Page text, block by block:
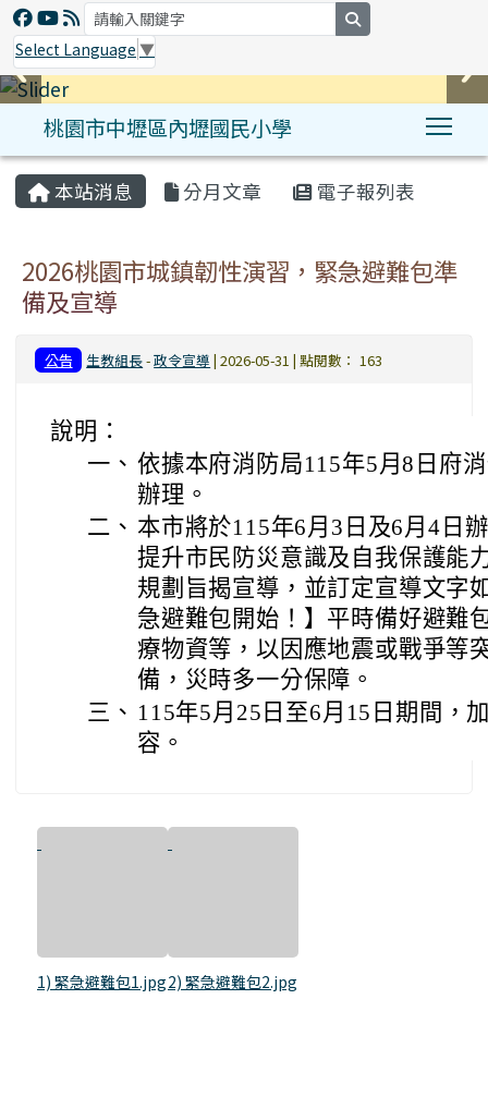
Select Language ▼
桃園市中壢區內壢國民小學
:::
本站消息 分月文章 電子報列表
2026桃園市城鎮韌性演習，緊急避難包準
備及宣導
公告 生教組長-政令宣導 | 2026-05-31 | 點閱數： 163
說明：
一、 依據本府消防局115年5月8日府
辦理。
二、 本市將於115年6月3日及6月4日
提升市民防災意識及自我保護能
規劃旨揭宣導，並訂定宣導文字
急避難包開始！】平時備好避難
療物資等，以因應地震或戰爭等
備，災時多一分保障。
三、 115年5月25日至6月15日期間，
容。
1) 緊急避難包1.jpg2) 緊急避難包2.jpg